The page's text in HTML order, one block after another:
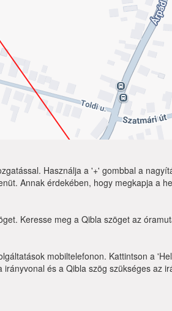
Használja a '+' gombbal a
Annak érdekében, hogy megkapja a
Keresse meg a Qibla szöget az
mobiltelefonon. Kattintson a
és a Qibla szög szükséges az